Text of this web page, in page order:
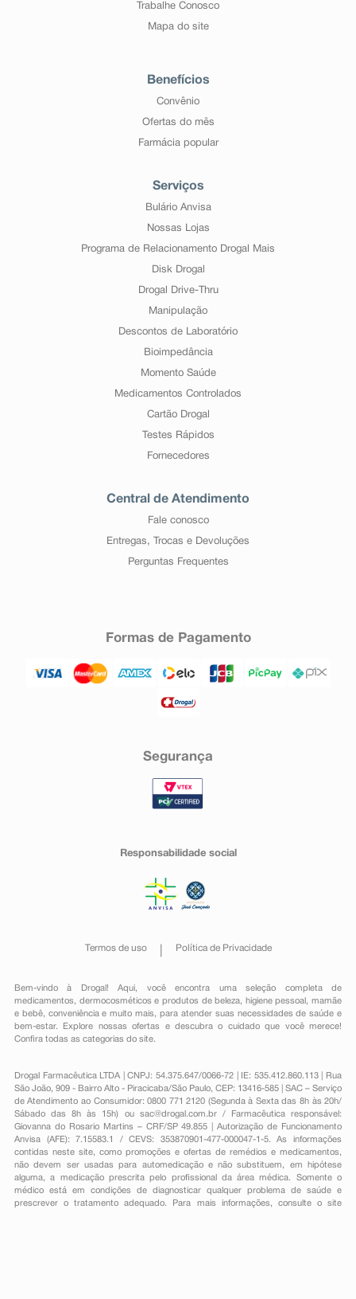
Trabalhe Conosco
Mapa do site
Benefícios
Convênio
Ofertas do mês
Farmácia popular
Serviços
Bulário Anvisa
Nossas Lojas
Programa de Relacionamento Drogal Mais
Disk Drogal
Drogal Drive-Thru
Manipulação
Descontos de Laboratório
Bioimpedância
Momento Saúde
Medicamentos Controlados
Cartão Drogal
Testes Rápidos
Fornecedores
Central de Atendimento
Fale conosco
Entregas, Trocas e Devoluções
Perguntas Frequentes
Formas de Pagamento
Segurança
Responsabilidade social
Termos de uso Política de Privacidade
Bem-vindo à Drogal! Aqui, você encontra uma seleção completa de
medicamentos , dermocosméticos e produtos de beleza, higiene pessoal ,mamãe
e bebê, conveniênciae muito mais, para atender suas necessidades de saúde e
bem-estar. Explore nossas ofertas e descubra o cuidado que você merece!
Confira todas as categorias do site.
Drogal Farmacêutica LTDA | CNPJ: 54.375.647/0066-72 | IE: 535.412.860.113 | Rua
São João, 909 - Bairro Alto - Piracicaba/São Paulo, CEP: 13416-585 | SAC – Serviço
de Atendimento ao Consumidor: 0800 771 2120 (Segunda à Sexta das 8h às 20h/
Sábado das 8h às 15h) ou sac@drogal.com.br/ Farmacêutica responsável:
Giovanna do Rosario Martins – CRF/SP 49.855 | Autorização de Funcionamento
Anvisa (AFE): 7.15583.1 / CEVS: 353870901-477-000047-1-5. As informações
contidas neste site, como promoções e ofertas de remédios e medicamentos,
não devem ser usadas para automedicação e não substituem, em hipótese
alguma, a medicação prescrita pelo profissional da área médica. Somente o
médico está em condições de diagnosticar qualquer problema de saúde e
prescrever o tratamento adequado. Para mais informações, consulte o site